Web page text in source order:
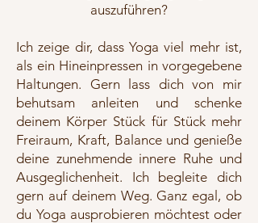
auszuführen?
Ich zeige dir, dass Yoga viel mehr ist,
als ein Hineinpressen in vorgegebene
Haltungen. Gern lass dich von mir
behutsam anleiten und schenke
deinem Körper Stück für Stück mehr
Freiraum, Kraft, Balance und genieße
deine zunehmende innere Ruhe und
Ausgeglichenheit. Ich begleite dich
gern auf deinem Weg. Ganz egal, ob
du Yoga ausprobieren möchtest oder